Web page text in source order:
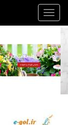
Toggle
navigation